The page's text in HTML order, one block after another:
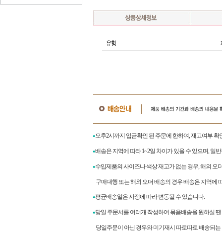
●오후2시까지 입금확인 된 주문에 한하여, 재고여부
●배송은 지역에 따라 1~2일 차이가 있을 수 있으며, 일
●수입제품의 사이즈나 색상 재고가 없는 경우, 해외 오
구매대행 또는 해외 오더 배송의 경우 배송은 지역에
●평균배송일은 사정에 따라 변동될 수 있습니다.
●당일 주문서를 여러개 작성하여 묶음배송을 원하실
당일주문이 아닌 경우와 미기재시 따로따로 배송되